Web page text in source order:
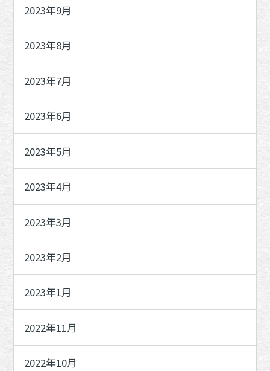
2023年9月
2023年8月
2023年7月
2023年6月
2023年5月
2023年4月
2023年3月
2023年2月
2023年1月
2022年11月
2022年10月